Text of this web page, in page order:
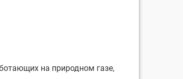
на природном газе,